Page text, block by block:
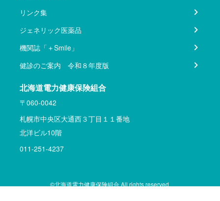
リンク集
ジェネリック医薬品
機関誌「＋Smile」
健診のご案内 令和８年度版
北海道電力健康保険組合
〒060-0042
札幌市中央区大通西３丁目１１番地
北洋ビル10階
011-251-4237
©北海道電力健康保険組合 All rights reserved.